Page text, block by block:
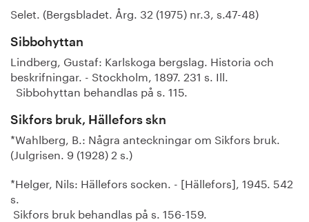
Selet. (Bergsbladet. Årg. 32 (1975) nr.3, s.47-48)
Sibbohyttan
Lindberg, Gustaf: Karlskoga bergslag. Historia och
beskrifningar. - Stockholm, 1897. 231 s. Ill.
Sibbohyttan behandlas på s. 115.
Sikfors bruk, Hällefors skn
*Wahlberg, B.: Några anteckningar om Sikfors bruk.
(Julgrisen. 9 (1928) 2 s.)
*Helger, Nils: Hällefors socken. - [Hällefors], 1945. 542
s.
Sikfors bruk behandlas på s. 156-159.